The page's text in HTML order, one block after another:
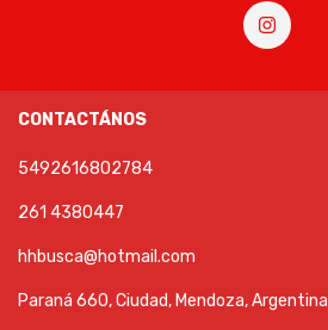
CONTACTÁNOS
5492616802784
261 4380447
hhbusca@hotmail.com
Paraná 660, Ciudad, Mendoza, Argentina